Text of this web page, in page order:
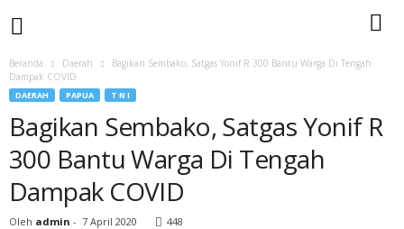
Beranda Daerah
Bagikan Sembako, Satgas Yonif R 300 Bantu Warga Di Tengah
Dampak COVID
DAERAH PAPUA T N I
Bagikan Sembako, Satgas Yonif R
300 Bantu Warga Di Tengah
Dampak COVID
Oleh admin - 7 April 2020 448